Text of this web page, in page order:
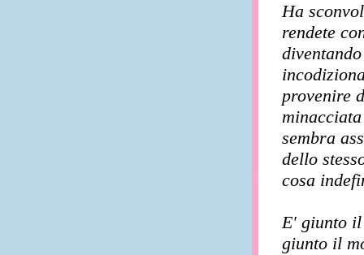
Ha
rendete
provenire
sembra
dello
cosa
E' giunto
giunto il